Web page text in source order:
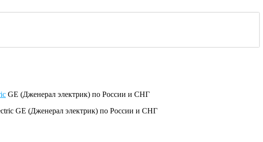
GE (Дженерал электрик) по России и СНГ